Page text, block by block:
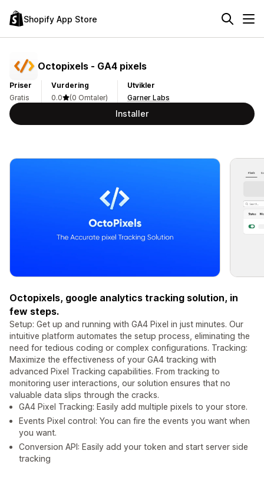
Shopify App Store
Octopixels ‑ GA4 pixels
Priser
Gratis
Vurdering
0.0
(0 Omtaler)
Utvikler
Garner Labs
Installer
Octopixels, google analytics tracking solution, in
few steps.
Setup: Get up and running with GA4 Pixel in just minutes. Our
intuitive platform automates the setup process, eliminating the
need for tedious coding or complex configurations. Tracking:
Maximize the effectiveness of your GA4 tracking with
advanced Pixel Tracking capabilities. From tracking to
monitoring user interactions, our solution ensures that no
valuable data slips through the cracks.
GA4 Pixel Tracking: Easily add multiple pixels to your store.
Events Pixel control: You can fire the events you want when
you want.
Conversion API: Easily add your token and start server side
tracking